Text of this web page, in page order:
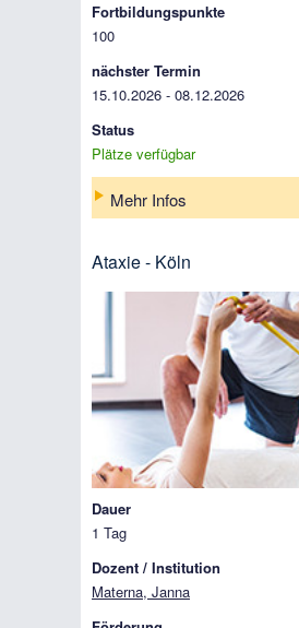
Fortbildungspunkte
100
nächster Termin
15.10.2026 - 08.12.2026
Status
Plätze verfügbar
Mehr Infos
Ataxie - Köln
Dauer
1 Tag
Dozent / Institution
Materna, Janna